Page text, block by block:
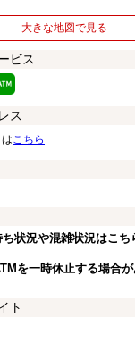
大きな地図で見る
ビス
ス
こちら
状況や混雑状況はこち
を一時休止する場合が
ト